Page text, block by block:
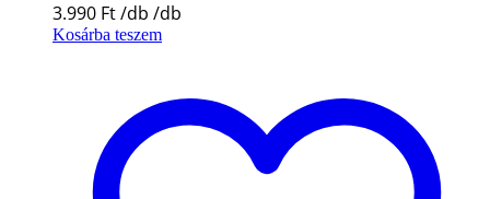
3.990 Ft
Kosárba teszem